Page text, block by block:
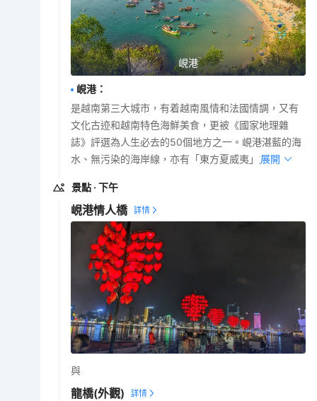
峴港
峴港：
是越南第三大城市，有着越南風情和法國情調，又有
文化古迹和越南特色海鮮美食，更被《國家地理雜
誌》評選為人生必去的50個地方之一。峴港湛藍的海
水、無污染的海岸線，亦有「東方夏威夷」之稱。
展開
景點 · 下午
峴港情人橋
與
龍橋(外觀)